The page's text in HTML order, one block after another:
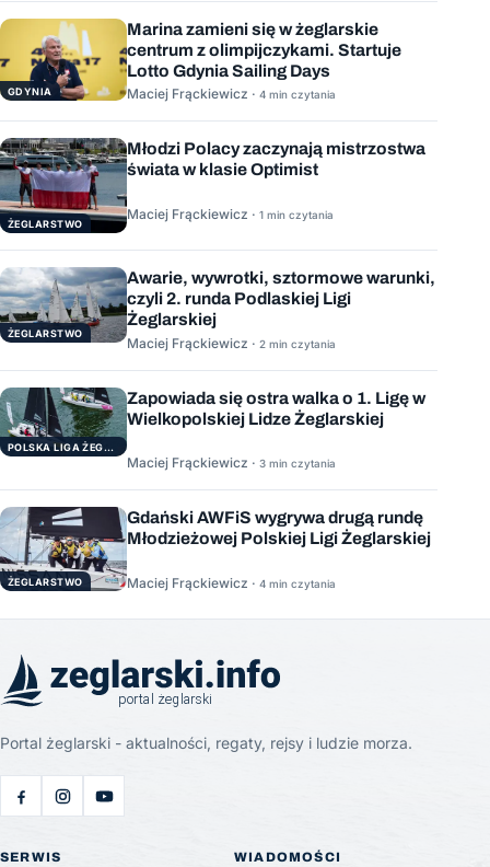
GDYNIA
Marina zamieni się w żeglarskie
centrum z olimpijczykami. Startuje
Lotto Gdynia Sailing Days
Maciej Frąckiewicz · 4 min czytania
ŻEGLARSTWO
Młodzi Polacy zaczynają mistrzostwa
świata w klasie Optimist
Maciej Frąckiewicz · 1 min czytania
ŻEGLARSTWO
Awarie, wywrotki, sztormowe warunki,
czyli 2. runda Podlaskiej Ligi
Żeglarskiej
Maciej Frąckiewicz · 2 min czytania
POLSKA LIGA ŻEGLARSKA
Zapowiada się ostra walka o 1. Ligę w
Wielkopolskiej Lidze Żeglarskiej
Maciej Frąckiewicz · 3 min czytania
ŻEGLARSTWO
Gdański AWFiS wygrywa drugą rundę
Młodzieżowej Polskiej Ligi Żeglarskiej
Maciej Frąckiewicz · 4 min czytania
Portal żeglarski - aktualności, regaty, rejsy i ludzie morza.
SERWIS WIADOMOŚCI